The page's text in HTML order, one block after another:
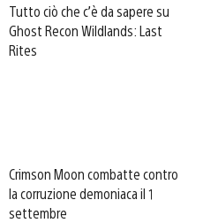
Tutto ciò che c’è da sapere su
Ghost Recon Wildlands: Last
Rites
Crimson Moon combatte contro
la corruzione demoniaca il 1
settembre